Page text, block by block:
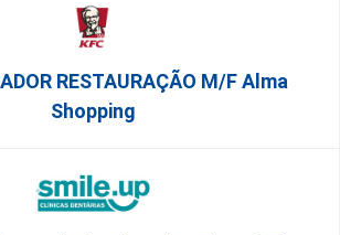
RESTAURAÇÃO M/F Alma
Shopping